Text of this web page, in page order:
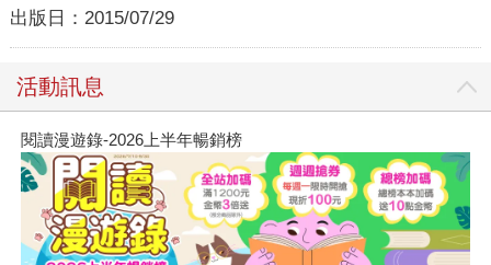
出版日： 2015/07/29
活動訊息
閱讀漫遊錄-2026上半年暢銷榜